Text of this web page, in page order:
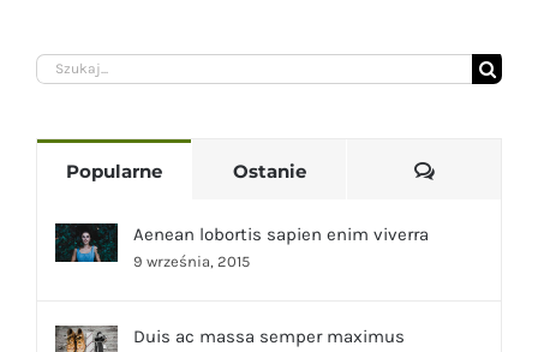
Szukaj
Popularne Ostanie
Aenean lobortis sapien enim viverra
9 września, 2015
Duis ac massa semper maximus